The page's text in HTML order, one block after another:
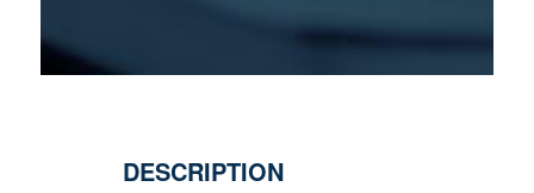
DESCRIPTION